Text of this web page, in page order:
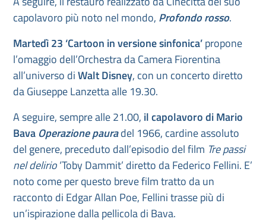
capolavoro più noto nel mondo, Profondo rosso.
Martedì 23 ‘Cartoon in versione sinfonica’propone
l’omaggio dell’Orchestra da Camera Fiorentina
all’universo diWalt Disney, con un concerto diretto
da Giuseppe Lanzetta alle 19.30.
A seguire, sempre alle 21.00, il capolavoro di Mario
Bava Operazione pauradel 1966, cardine assoluto
del genere, preceduto dall’episodio del film Tre passi
nel delirio‘Toby Dammit’ diretto da Federico Fellini. E’
noto come per questo breve film tratto da un
racconto di Edgar Allan Poe, Fellini trasse più di
un’ispirazione dalla pellicola di Bava.